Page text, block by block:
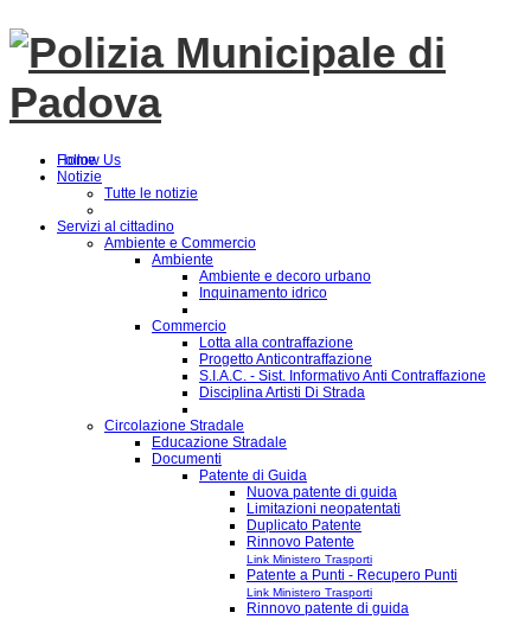
Follow Us
Home
Notizie
Tutte le notizie
Servizi al cittadino
Ambiente e Commercio
Ambiente
Ambiente e decoro urbano
Inquinamento idrico
Commercio
Lotta alla contraffazione
Progetto Anticontraffazione
S.I.A.C. - Sist. Informativo Anti Contraffazione
Disciplina Artisti Di Strada
Circolazione Stradale
Educazione Stradale
Documenti
Patente di Guida
Nuova patente di guida
Limitazioni neopatentati
Duplicato Patente
Rinnovo Patente
Link Ministero Trasporti
Patente a Punti - Recupero Punti
Link Ministero Trasporti
Rinnovo patente di guida